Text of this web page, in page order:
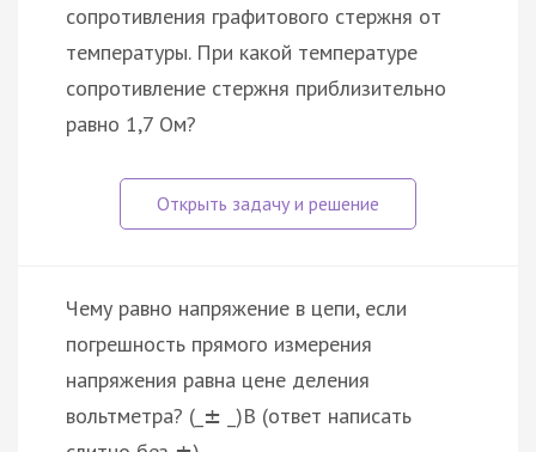
сопротивления графитового стержня от
температуры. При какой температуре
сопротивление стержня приблизительно
равно 1,7 Ом?
Чему равно напряжение в цепи, если
погрешность прямого измерения
напряжения равна цене деления
вольтметра? (_ ± _)В (ответ написать